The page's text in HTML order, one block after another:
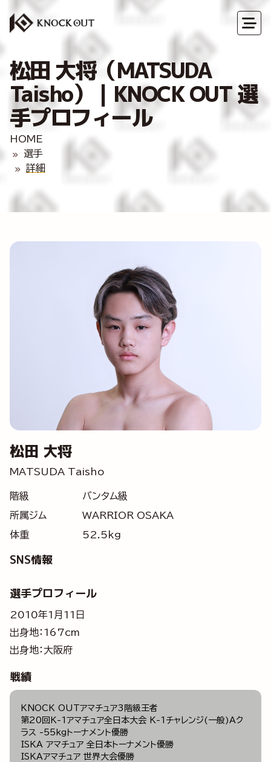
松田 大将（MATSUDA
Taisho）｜KNOCK OUT 選
手プロフィール
HOME
選手
詳細
松田 大将
MATSUDA Taisho
階級
バンタム級
所属ジム
WARRIOR OSAKA
体重
52.5kg
SNS情報
選手プロフィール
2010年1月11日
出身地：167cm
出身地：大阪府
戦績
KNOCK OUTアマチュア3階級王者
第20回K-1アマチュア全日本大会 K-1チャレンジ(一般)Aク
ラス -55kgトーナメント優勝
ISKA アマチュア 全日本トーナメント優勝
ISKAアマチュア 世界大会優勝